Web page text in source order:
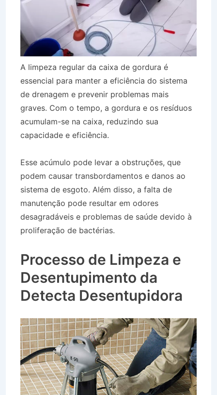
A limpeza regular da caixa de gordura é
essencial para manter a eficiência do sistema
de drenagem e prevenir problemas mais
graves. Com o tempo, a gordura e os resíduos
acumulam-se na caixa, reduzindo sua
capacidade e eficiência.
Esse acúmulo pode levar a obstruções, que
podem causar transbordamentos e danos ao
sistema de esgoto. Além disso, a falta de
manutenção pode resultar em odores
desagradáveis e problemas de saúde devido à
proliferação de bactérias.
Processo de Limpeza e
Desentupimento da
Detecta Desentupidora